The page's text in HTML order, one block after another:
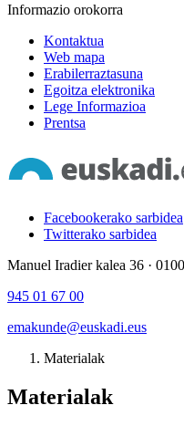
Informazio orokorra
Kontaktua
Web mapa
Erabilerraztasuna
Egoitza elektronika
Lege Informazioa
Prentsa
Facebookerako sarbidea
Twitterako sarbidea
Manuel Iradier kalea 36 ·
945 01 67 00
emakunde@euskadi.eus
Materialak
Materialak